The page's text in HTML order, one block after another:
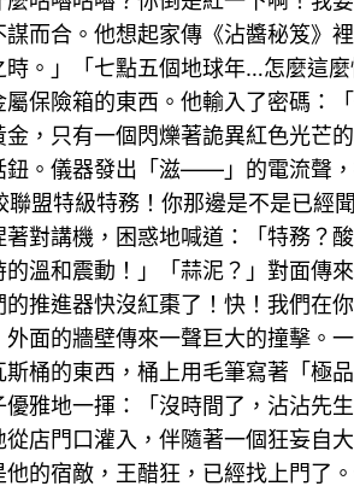
而合。他想起家傳《沾醬秘笈》
。」「七點五個地球年…怎麼這
保險箱的東西。他輸入了密碼：
，只有一個閃爍著詭異紅色光芒
鈕。儀器發出「滋——」的電流聲
盟特級特務！你那邊是不是已經
對講機，困惑地喊道：「特務？
溫和震動！」「蒜泥？」對面傳
推進器快沒紅棗了！快！我們在
面的牆壁傳來一聲巨大的撞擊。
斯桶的東西，桶上用毛筆寫著「
雅地一揮：「沒時間了，沾沾先
店門口灌入，伴隨著一個狂妄自
的宿敵，王醋狂，已經找上門了